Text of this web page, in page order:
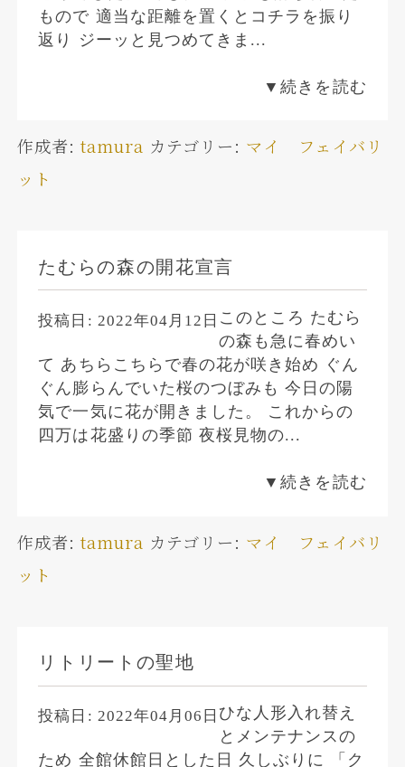
もので 適当な距離を置くとコチラを振り
返り ジーッと見つめてきま...
▼続きを読む
作成者: tamura カテゴリー: マイ フェイバリ
ット
たむらの森の開花宣言
投稿日: 2022年04月12日 このところ たむら
の森も急に春めい
て あちらこちらで春の花が咲き始め ぐん
ぐん膨らんでいた桜のつぼみも 今日の陽
気で一気に花が開きました。 これからの
四万は花盛りの季節 夜桜見物の...
▼続きを読む
作成者: tamura カテゴリー: マイ フェイバリ
ット
リトリートの聖地
投稿日: 2022年04月06日 ひな人形入れ替え
とメンテナンスの
ため 全館休館日とした日 久しぶりに 「ク